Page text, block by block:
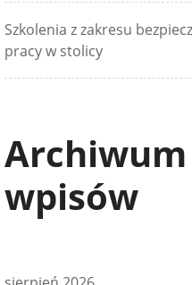
Szkolenia z zakresu
pracy w stolicy
Archiwum
wpisów